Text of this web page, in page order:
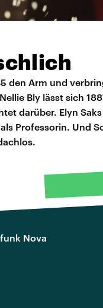
den Arm und
Bly lässt sich
darüber. Elyn
Professorin. Und
Nova